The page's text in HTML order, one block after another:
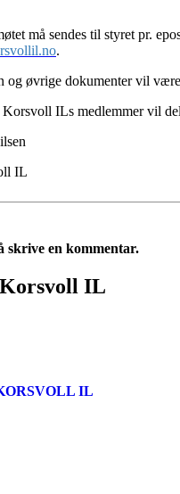
må sendes til styret pr.
.
og øvrige dokumenter vil
Korsvoll ILs medlemmer vil
IL
skrive en kommentar.
IL
IL